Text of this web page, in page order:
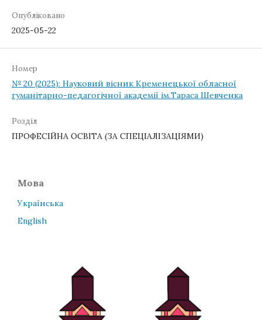
Опубліковано
2025-05-22
Номер
№ 20 (2025): Науковий вісник Кременецької обласної
гуманітарно-педагогічної академії ім.Тараса Шевченка
Розділ
ПРОФЕСІЙНА ОСВІТА (ЗА СПЕЦІАЛІЗАЦІЯМИ)
Мова
Українська
English